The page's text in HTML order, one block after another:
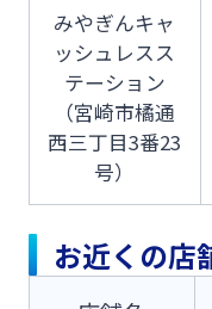
株主・投資家の皆
宮崎銀行について
採用情報
みやぎんキャ
ッシュレスス
テーション
（宮崎市橘通
西三丁目3番23
号）
お近くの店